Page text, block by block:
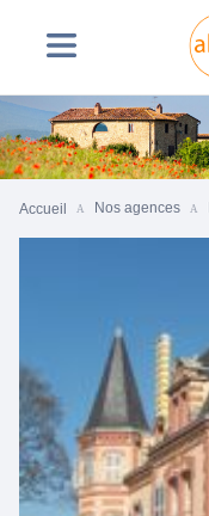
Accueil Nos agences